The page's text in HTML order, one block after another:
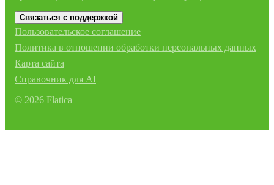
Связаться с поддержкой
Пользовательское соглашение
Политика в отношении обработки персональных данных
Карта сайта
Справочник для AI
© 2026 Flatica